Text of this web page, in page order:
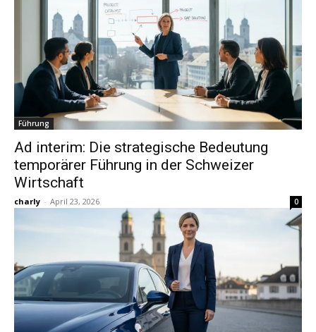
Führung
Ad interim: Die strategische Bedeutung
temporärer Führung in der Schweizer
Wirtschaft
charly - April 23, 2026 0